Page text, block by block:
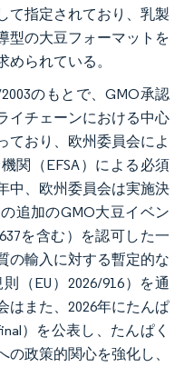
て指定されており、乳製
型の大豆フォーマットを
られている。
のもとで、GMO承認
イチェーンにおける中心
ており、欧州委員会によ
関（EFSA）による必須
中、欧州委員会は実施決
追加のGMO大豆イベン
を含む）を認可した一
の輸入に対する暫定的な
（EU）2026/916）を通
はまた、2026年にたんぱ
）を公表し、たんぱく
政策的関心を強化し、